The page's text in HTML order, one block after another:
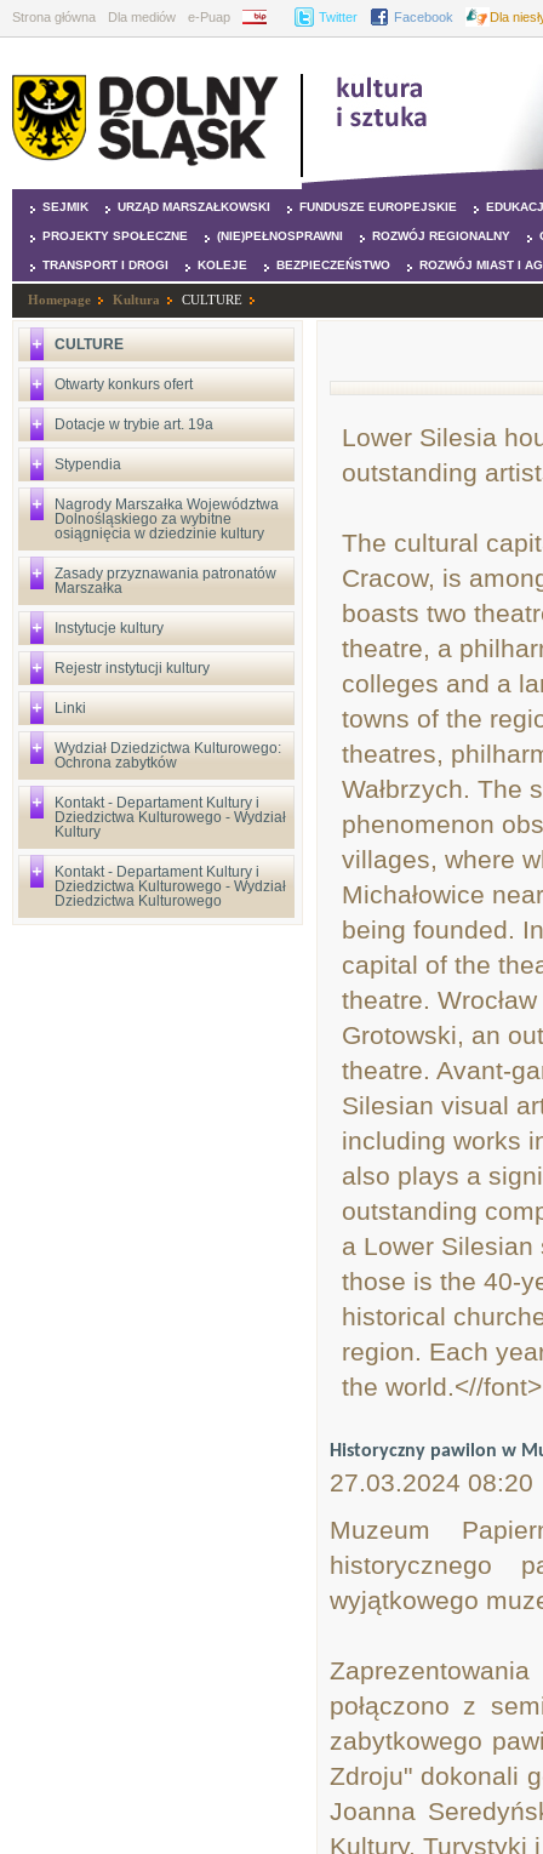
Strona główna Dla mediów e-Puap BIP Twitter Facebook Dla
SEJMIK URZĄD MARSZAŁKOWSKI FUNDUSZE EUROPEJSKIE
PROJEKTY SPOŁECZNE (NIE)PEŁNOSPRAWNI ROZWÓJ REGIONALNY
TRANSPORT I DROGI KOLEJE BEZPIECZEŃSTWO ROZWÓJ MIAST I
Homepage Kultura CULTURE
CULTURE
Otwarty konkurs ofert
Dotacje w trybie art. 19a
Stypendia
Nagrody Marszałka Województwa
Dolnośląskiego za wybitne
osiągnięcia w dziedzinie kultury
Zasady przyznawania patronatów
Marszałka
Instytucje kultury
Rejestr instytucji kultury
Linki
Wydział Dziedzictwa Kulturowego:
Ochrona zabytków
Kontakt - Departament Kultury i
Dziedzictwa Kulturowego - Wydział
Kultury
Kontakt - Departament Kultury i
Dziedzictwa Kulturowego - Wydział
Dziedzictwa Kulturowego
Lower Silesia
outstanding
The cultural
Cracow, is
boasts two
theatre, a
colleges and a
towns of the
theatres,
Wałbrzych. The
phenomenon
villages, where
Michałowice
being founded.
capital of the
theatre.
Grotowski, an
theatre. Avant-
Silesian visual
including works
also plays a
outstanding
a Lower
those is the 40-
historical
region. Each
the world.<//font>
Historyczny pawilon w
27.03.2024 08:20
Muzeum
historycznego
wyjątkowego
połączono z
zabytkowego
Zdroju" dokonali
Joanna
Kultury, Turystyki